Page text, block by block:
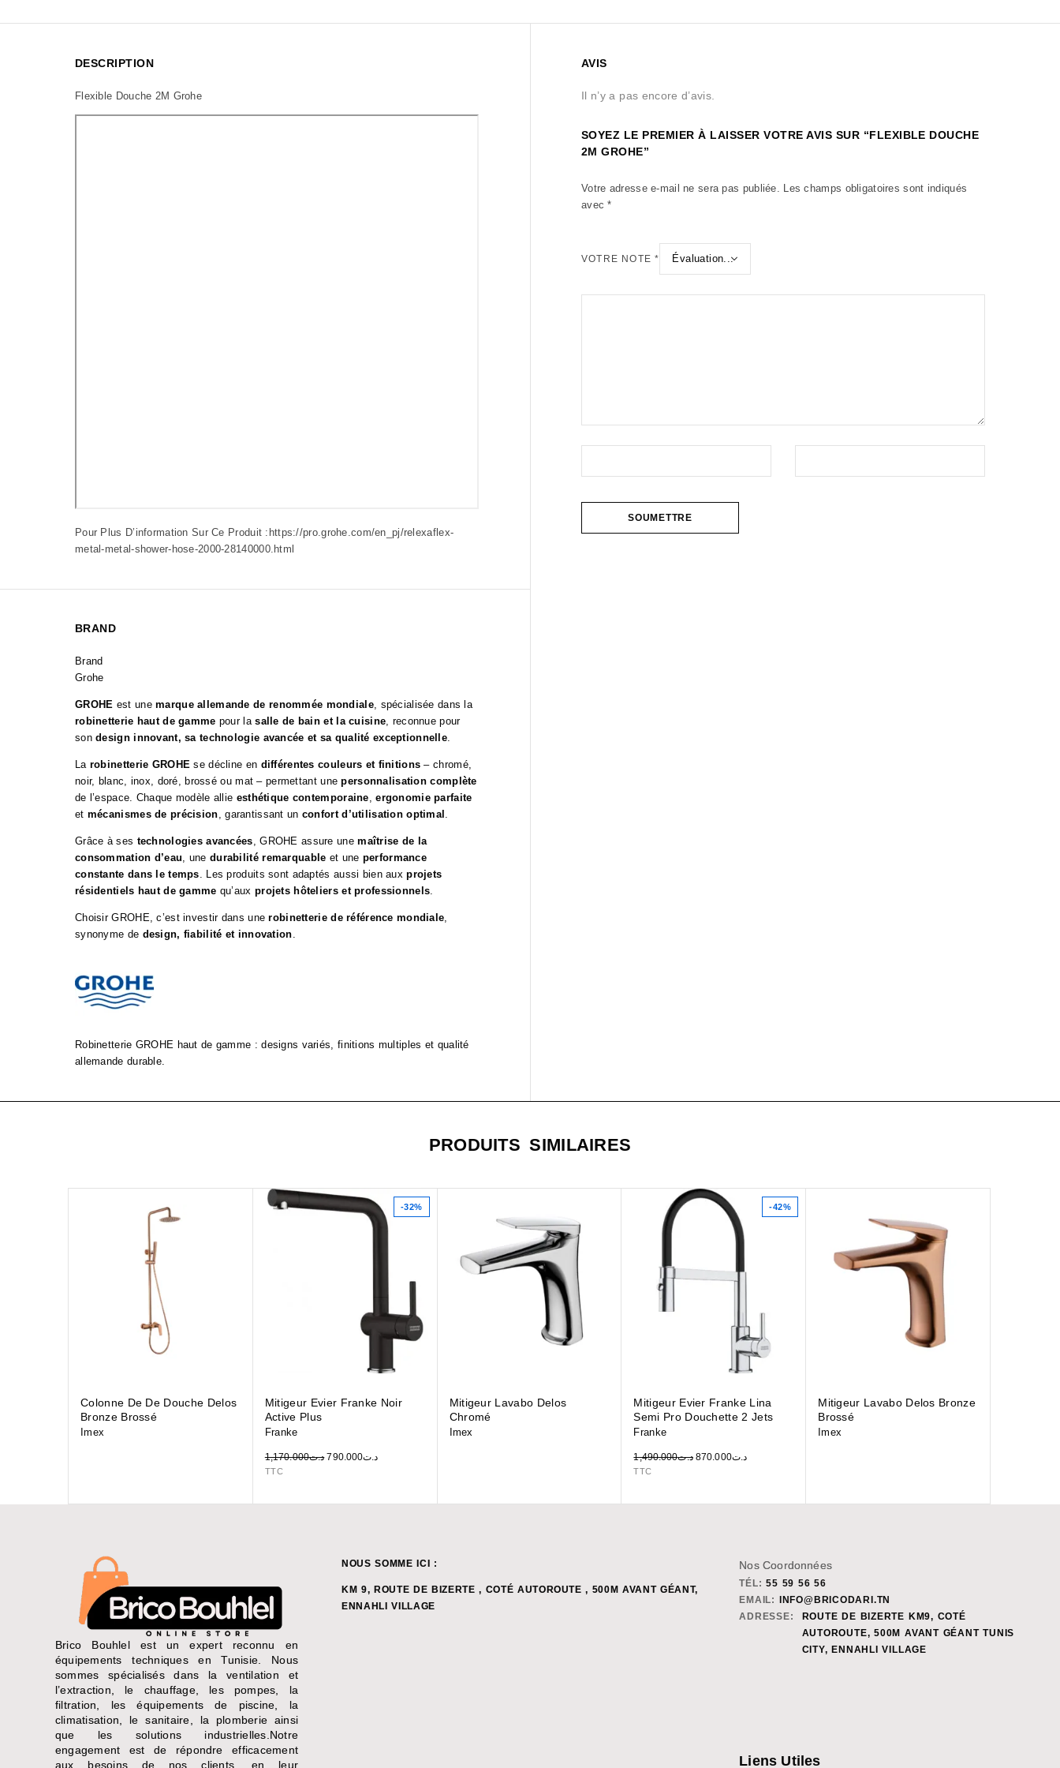
DESCRIPTION
Flexible Douche 2M Grohe
Pour Plus D’information Sur Ce Produit : https://pro.grohe.com/en_pj/relexaflex-
metal-metal-shower-hose-2000-28140000.html
BRAND
Brand
Grohe
GROHE est unemarque allemande de renommée mondiale, spécialisée dans la
robinetterie haut de gamme pour lasalle de bain et la cuisine, reconnue pour
sondesign innovant, sa technologie avancée et sa qualité exceptionnelle.
La robinetterie GROHE se décline en différentes couleurs et finitions – chromé,
noir, blanc, inox, doré, brossé ou mat – permettant unepersonnalisation complète
de l’espace. Chaque modèle allie esthétique contemporaine,ergonomie parfaite
et mécanismes de précision, garantissant un confort d’utilisation optimal .
Grâce à ses technologies avancées, GROHE assure unemaîtrise de la
consommation d’eau, unedurabilité remarquable et une performance
constante dans le temps. Les produits sont adaptés aussi bien auxprojets
résidentiels haut de gamme qu’aux projets hôteliers et professionnels.
Choisir GROHE, c’est investir dans unerobinetterie de référence mondiale,
synonyme de design, fiabilité et innovation.
Robinetterie GROHE haut de gamme : designs variés, finitions multiples et qualité
allemande durable.
AVIS
Il n’y a pas encore d’avis.
SOYEZ LE PREMIER À LAISSER VOTRE AVIS SUR “FLEXIBLE DOUCHE
2M GROHE”
Votre adresse e-mail ne sera pas publiée. Les champs obligatoires sont indiqués
avec*
VOTRE NOTE*
PRODUITS SIMILAIRES
Colonne De De Douche Delos
Bronze Brossé
Imex
-32%
Mitigeur Evier Franke Noir
Active Plus
Franke
د.ت1,170.000 د.ت790.000
TTC
Mitigeur Lavabo Delos
Chromé
Imex
-42%
Mitigeur Evier Franke Lina
Semi Pro Douchette 2 Jets
Franke
د.ت1,490.000 د.ت870.000
TTC
Mitigeur Lavabo Delos Bronze
Brossé
Imex
Brico Bouhlel est un expert reconnu en
équipements techniques en Tunisie. Nous
sommes spécialisés dans la ventilation et
l’extraction, le chauffage, les pompes, la
filtration, les équipements de piscine, la
climatisation, le sanitaire, la plomberie ainsi
que les solutions industrielles.Notre
engagement est de répondre efficacement
aux besoins de nos clients, en leur
NOUS SOMME ICI :
KM 9, ROUTE DE BIZERTE , COTÉ AUTOROUTE , 500M AVANT GÉANT,
ENNAHLI VILLAGE
Nos Coordonnées
TÉL: 55 59 56 56
EMAIL:
INFO@BRICODARI.TN
ADRESSE:
ROUTE DE BIZERTE KM9, COTÉ
AUTOROUTE, 500M AVANT GÉANT TUNIS
CITY, ENNAHLI VILLAGE
Liens Utiles